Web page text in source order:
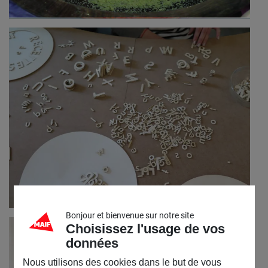
Bonjour et bienvenue sur notre site
Choisissez l'usage de vos
données
Nous utilisons des cookies dans le but de vous